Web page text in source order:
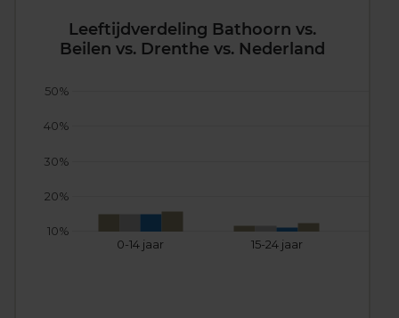
Leeftijdverdeling Bathoorn vs.
Beilen vs. Drenthe vs. Nederland
0-14 jaar 15-24 jaar
10%
20%
30%
40%
50%